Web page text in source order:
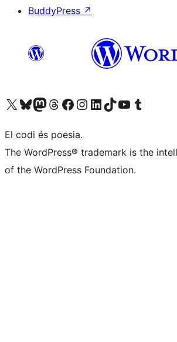
BuddyPress ↗
Visiteu el nostre compte X (abans Twitter)
Visiteu el nostre compte de Bluesky
Visiteu el nostre compte al Mastodon
Visiteu el nostre compte de Threads
Visiteu la nostra pàgina al Facebook
Visiteu el nostre compte d'Instagram
Visiteu el nostre compte de LinkedIn
Visiteu el nostre compte de TikTok
Visiteu el nostre canal al YouTube
Visiteu el nostre compte de Tumblr
El codi és poesia.
The WordPress® trademark is the
of the WordPress Foundation.